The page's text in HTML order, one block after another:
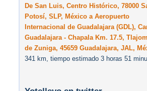
De San Luis, Centro Histórico, 78000
Potosí, SLP, México a Aeropuerto
Internacional de Guadalajara (GDL),
Guadalajara - Chapala Km. 17.5,
de Zuniga, 45659 Guadalajara, JAL,
341 km, tiempo estimado 3 horas 51